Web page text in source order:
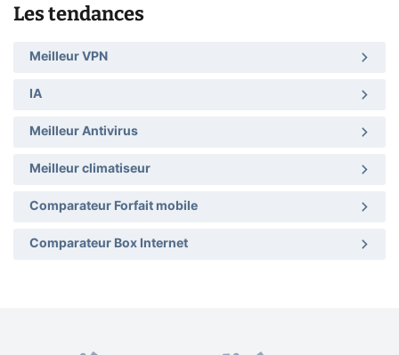
Les tendances
Meilleur VPN
IA
Meilleur Antivirus
Meilleur climatiseur
Comparateur Forfait mobile
Comparateur Box Internet